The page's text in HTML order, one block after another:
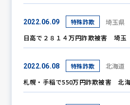
2022.06.09 特殊詐欺
埼玉県
日高で２８１４万円詐欺被害 埼玉
2022.06.08 特殊詐欺
北海道
札幌・手稲で550万円詐欺被害 北